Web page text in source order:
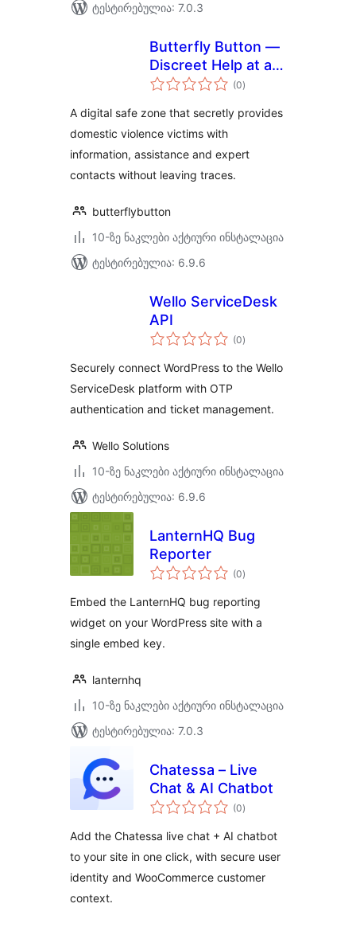
ტესტირებულია: 7.0.3
Butterfly Button —
Discreet Help at a
Click
(0საერთო
რეიტინგი
)
A digital safe zone that secretly provides
domestic violence victims with
information, assistance and expert
contacts without leaving traces.
butterflybutton
10-ზე ნაკლები აქტიური ინსტალაცია
ტესტირებულია: 6.9.6
Wello ServiceDesk
API
(0საერთო
რეიტინგი
)
Securely connect WordPress to the Wello
ServiceDesk platform with OTP
authentication and ticket management.
Wello Solutions
10-ზე ნაკლები აქტიური ინსტალაცია
ტესტირებულია: 6.9.6
LanternHQ Bug
Reporter
(0საერთო
რეიტინგი
)
Embed the LanternHQ bug reporting
widget on your WordPress site with a
single embed key.
lanternhq
10-ზე ნაკლები აქტიური ინსტალაცია
ტესტირებულია: 7.0.3
Chatessa – Live
Chat & AI Chatbot
(0საერთო
რეიტინგი
)
Add the Chatessa live chat + AI chatbot
to your site in one click, with secure user
identity and WooCommerce customer
context.